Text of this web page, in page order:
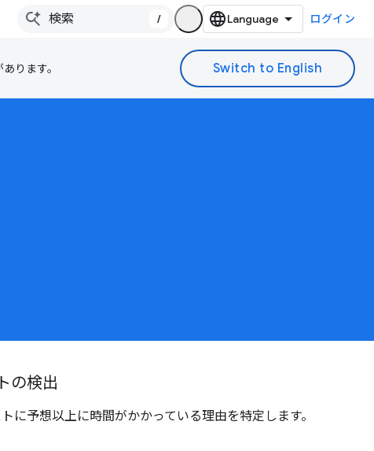
/ ログイン
ります。
の検出
に予想以上に時間がかかっている理由を特定します。